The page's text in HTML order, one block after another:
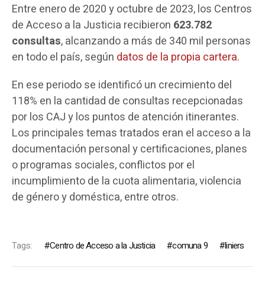
Entre enero de 2020 y octubre de 2023, los Centros
de Acceso a la Justicia recibieron 623.782
consultas, alcanzando a más de 340 mil personas
en todo el país, según datos de la propia cartera.
En ese periodo se identificó un crecimiento del
118% en la cantidad de consultas recepcionadas
por los CAJ y los puntos de atención itinerantes.
Los principales temas tratados eran el acceso a la
documentación personal y certificaciones, planes
o programas sociales, conflictos por el
incumplimiento de la cuota alimentaria, violencia
de género y doméstica, entre otros.
Tags: Centro de Acceso a la Justicia comuna 9 liniers